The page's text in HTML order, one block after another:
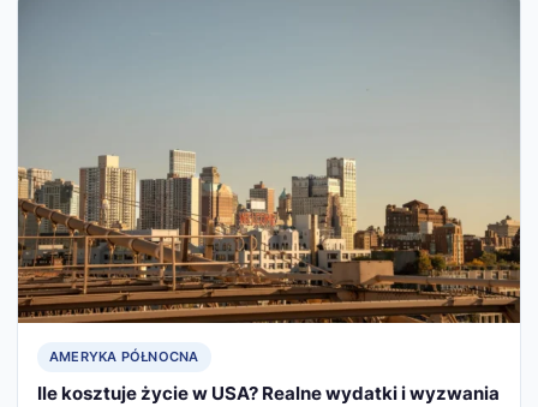
AMERYKA PÓŁNOCNA
Ile kosztuje życie w USA? Realne wydatki i wyzwania